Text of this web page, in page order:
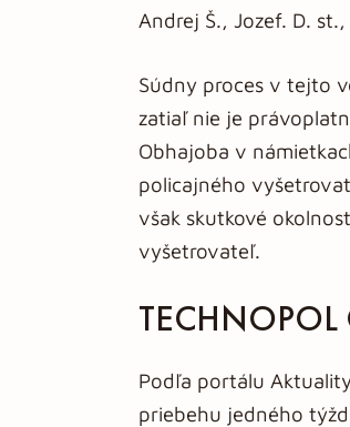
Andrej Š., Jozef. D.
Súdny proces v tejto
zatiaľ nie je
Obhajoba v
policajného
však skutkové
vyšetrovateľ.
TECHNOPOL
Podľa portálu
priebehu jedného